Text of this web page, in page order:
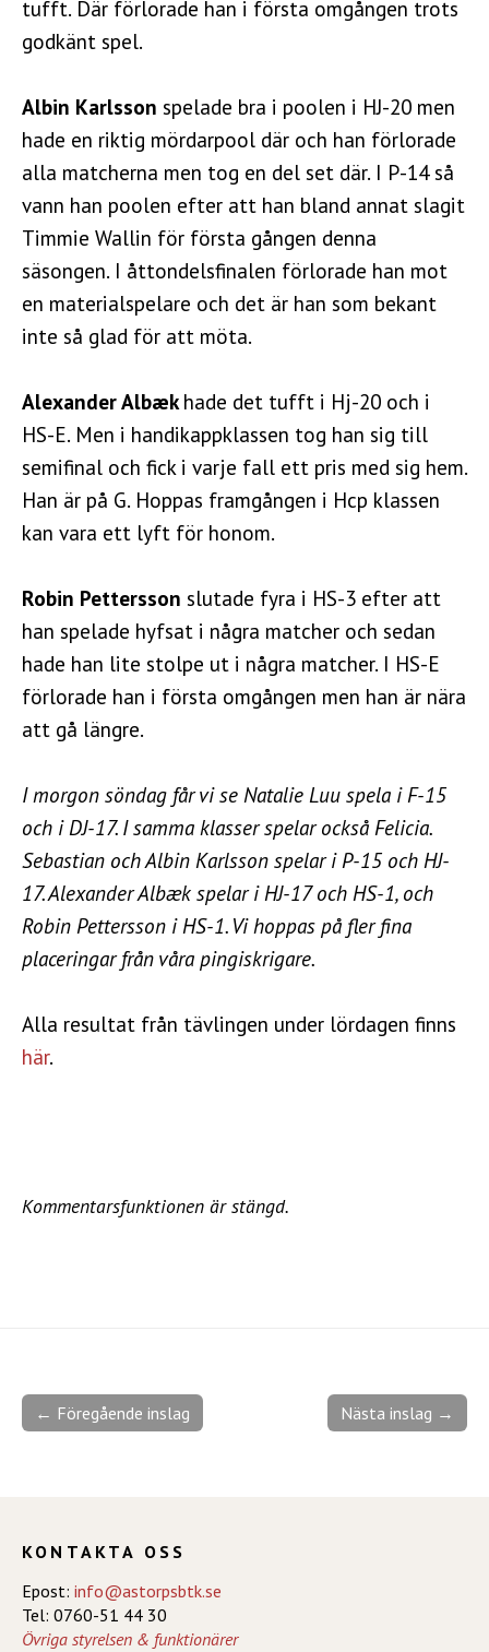
tufft. Där förlorade han i första omgången trots
godkänt spel.
Albin Karlsson spelade bra i poolen i HJ-20 men
hade en riktig mördarpool där och han förlorade
alla matcherna men tog en del set där. I P-14 så
vann han poolen efter att han bland annat slagit
Timmie Wallin för första gången denna
säsongen. I åttondelsfinalen förlorade han mot
en materialspelare och det är han som bekant
inte så glad för att möta.
Alexander Albækhade det tufft i Hj-20 och i
HS-E. Men i handikappklassen tog han sig till
semifinal och fick i varje fall ett pris med sig hem.
Han är på G. Hoppas framgången i Hcp klassen
kan vara ett lyft för honom.
Robin Pettersson slutade fyra i HS-3 efter att
han spelade hyfsat i några matcher och sedan
hade han lite stolpe ut i några matcher. I HS-E
förlorade han i första omgången men han är nära
att gå längre.
I morgon söndag får vi se Natalie Luu spela i F-15
och i DJ-17. I samma klasser spelar också Felicia.
Sebastian och Albin Karlsson spelar i P-15 och HJ-
17. Alexander Albæk spelar i HJ-17 och HS-1, och
Robin Pettersson i HS-1. Vi hoppas på fler fina
placeringar från våra pingiskrigare.
Alla resultat från tävlingen under lördagen finns
här.
Kommentarsfunktionen är stängd.
Nästa inslag →
← Föregående inslag
KONTAKTA OSS
Epost: info@astorpsbtk.se
Tel: 0760-51 44 30
Övriga styrelsen & funktionärer